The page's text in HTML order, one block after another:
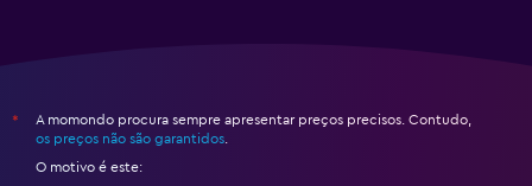
*
A momondo procura sempre apresentar preços precisos. Contudo,
os preços não são garantidos
O motivo é este: